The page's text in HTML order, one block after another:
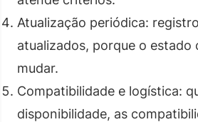
Atualização periódica:
atualizados, porque o estado
mudar.
Compatibilidade e logística:
disponibilidade, as